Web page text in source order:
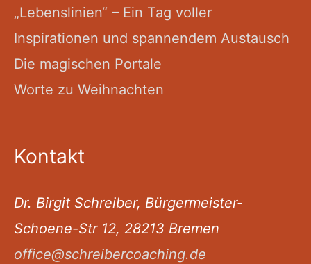
„Lebenslinien“ – Ein Tag voller
Inspirationen und spannendem Austausch
Die magischen Portale
Worte zu Weihnachten
Kontakt
Dr. Birgit Schreiber, Bürgermeister-
Schoene-Str 12, 28213 Bremen
office@schreibercoaching.de